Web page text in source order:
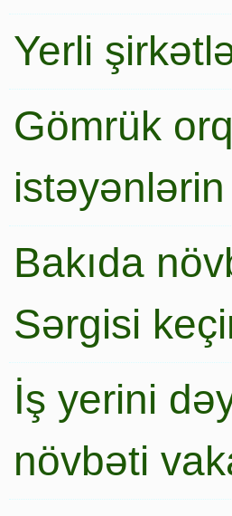
Yerli
Gömrük
Bakıda
Sərgisi
İş yerini
növbəti